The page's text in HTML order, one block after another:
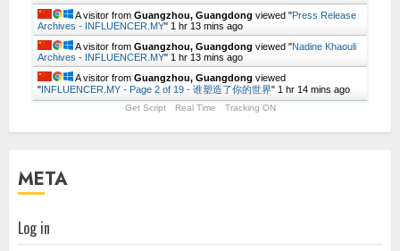
A visitor from Guangzhou, Guangdong viewed "Press Release
Archives - INFLUENCER.MY" 1 hr 13 mins ago
A visitor from Guangzhou, Guangdong viewed "Nadine Khaouli
Archives - INFLUENCER.MY" 1 hr 13 mins ago
A visitor from Guangzhou, Guangdong viewed
"INFLUENCER.MY - Page 2 of 19 - 谁塑造了你的世界" 1 hr 14 mins ago
Get Script Real Time Tracking ON
META
Log in